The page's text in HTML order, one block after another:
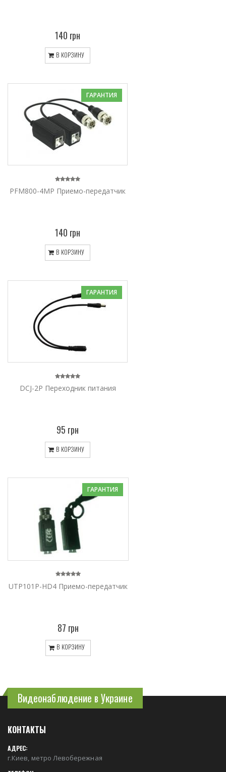
140 грн
В КОРЗИНУ
ГАРАНТИЯ
PFM800-4MP Приемо-передатчик
140 грн
В КОРЗИНУ
ГАРАНТИЯ
DCJ-2P Переходник питания
95 грн
В КОРЗИНУ
ГАРАНТИЯ
UTP101P-HD4 Приемо-передатчик
87 грн
В КОРЗИНУ
Видеонаблюдение в Украине
КОНТАКТЫ
АДРЕС:
г.Киев, метро Левобережная